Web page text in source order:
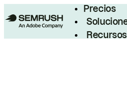
Precios
Recursos